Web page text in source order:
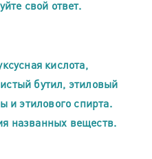
свой ответ.
кислота,
бутил, этиловый
и этилового спирта.
названных веществ.